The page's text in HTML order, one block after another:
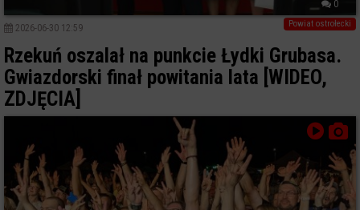
0
Powiat ostrołecki
2026-06-30 12:59
Rzekuń oszalał na punkcie Łydki Grubasa.
Gwiazdorski finał powitania lata [WIDEO,
ZDJĘCIA]